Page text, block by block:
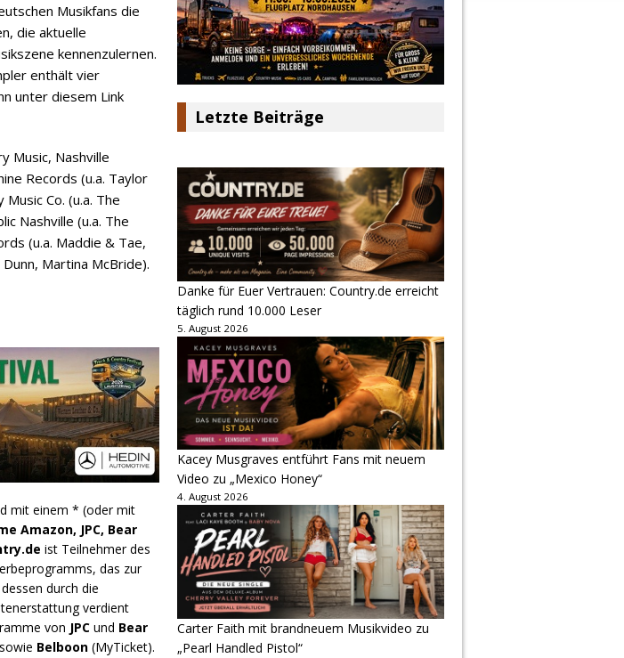
Musikfans die
die aktuelle
kennenzulernen.
enthält vier
unter diesem Link
Music, Nashville
Records (u.a. Taylor
Co. (u.a. The
Nashville (u.a. The
(u.a. Maddie & Tae,
Martina McBride).
mit einem * (oder mit
Amazon, JPC, Bear
ist Teilnehmer des
das zur
durch die
verdient
von JPC und Bear
Belboon (MyTicket).
Letzte Beiträge
Danke für Euer Vertrauen: Country.de erreicht
täglich rund 10.000 Leser
5. August 2026
Kacey Musgraves entführt Fans mit neuem
Video zu „Mexico Honey“
4. August 2026
Carter Faith mit brandneuem Musikvideo zu
„Pearl Handled Pistol“